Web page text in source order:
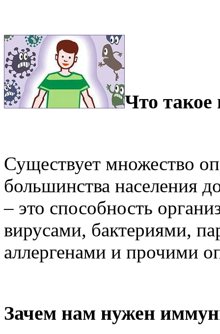
Что
Существует множество
большинства населения
– это способность
вирусами, бактериями,
аллергенами и прочими
Зачем нам нужен